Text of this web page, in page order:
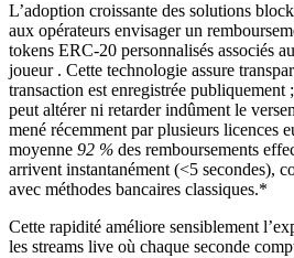
L’adoption croissante des solutions
aux opérateurs envisager un
tokens ERC‑20 personnalisés associés
joueur . Cette technologie assure
transaction est enregistrée publiquement
peut altérer ni retarder indûment le
mené récemment par plusieurs licences
moyenne 92 % des remboursements
arrivent instantanément (<5 secondes),
avec méthodes bancaires classiques.*
Cette rapidité améliore sensiblement
les streams live où chaque seconde